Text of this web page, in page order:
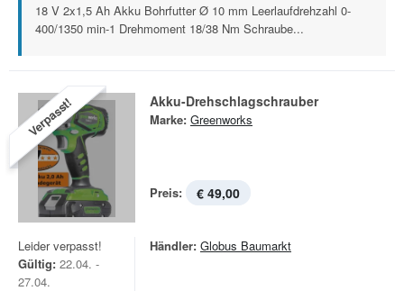
18 V 2x1,5 Ah Akku Bohrfutter Ø 10 mm Leerlaufdrehzahl 0-
400/1350 min-1 Drehmoment 18/38 Nm Schraube...
Verpasst! Akku-Drehschlagschrauber
Marke: Greenworks
Preis: € 49,00
Leider verpasst!
Gültig: 22.04. -
27.04.
Händler: Globus Baumarkt